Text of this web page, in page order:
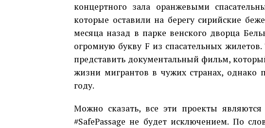
концертного зала оранжевыми
которые оставили на берегу сирийские
месяца назад в парке венского дворца
огромную букву F из спасательных
представить документальный фильм,
жизни мигрантов в чужих странах, однако
году.
Можно сказать, все эти проекты
#SafePassage не будет исключением. По